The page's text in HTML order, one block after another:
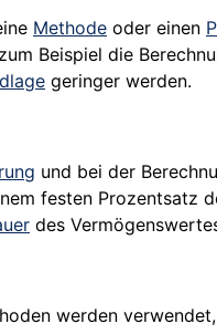
Methode oder einen
Beispiel die
geringer werden.
und bei der
festen Prozentsatz
des
werden